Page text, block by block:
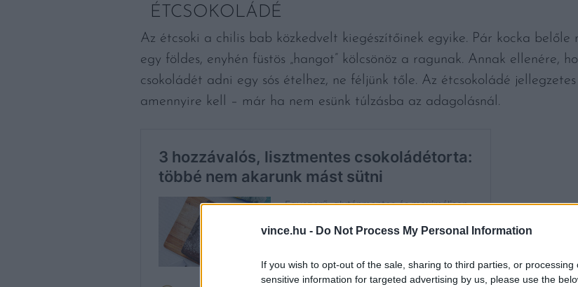
vince.hu - Do Not Process My Personal Information
If you wish to opt-out of the sale, sharing to third parties, or processing
sensitive information for targeted advertising by us, please use the
ÉTCSOKOLÁDÉ
Az étcsoki a chilis bab közkedvelt kiegészítőinek egyike. Pár kocka belőle
egy földes, enyhén füstös „hangot” kölcsönöz a ragunak. Annak ellenére,
csokoládét adni egy sós ételhez, ne féljünk tőle. Az étcsokoládé
amennyire kell – már ha nem esünk túlzásba az adagolásnál.